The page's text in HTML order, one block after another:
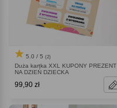
5.0 / 5 (2)
Duża kartka XXL KUPONY PREZENT
NA DZIEŃ DZIECKA
99,90 zł